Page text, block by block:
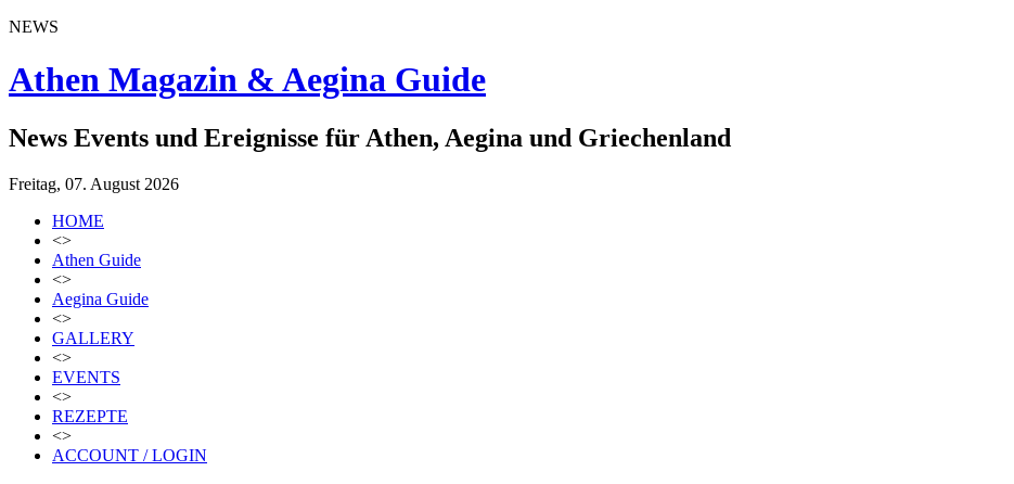
NEWS
Athen Magazin & Aegina Guide
News Events und Ereignisse für Athen, Aegina und Griechenland
Freitag, 07. August 2026
HOME
<>
Athen Guide
<>
Aegina Guide
<>
GALLERY
<>
EVENTS
<>
REZEPTE
<>
ACCOUNT / LOGIN